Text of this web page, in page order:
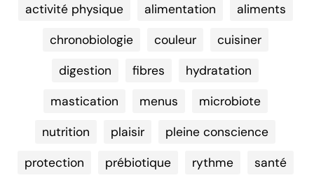
activité physique alimentation
aliments
chronobiologie
couleur
cuisiner
digestion
fibres
hydratation
mastication
menus
microbiote
nutrition
plaisir
pleine conscience
protection
prébiotique rythme
santé